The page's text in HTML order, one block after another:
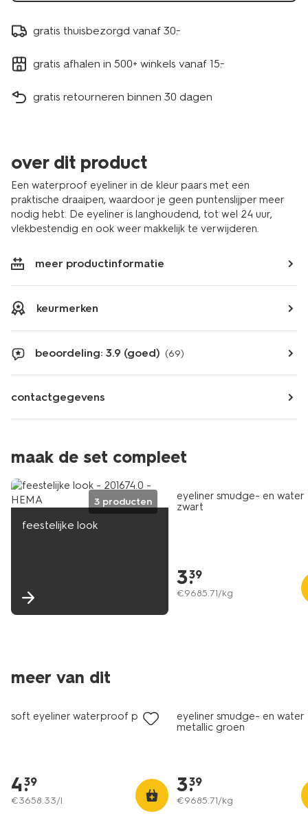
gratis thuisbezorgd vanaf 30.-
gratis afhalen in 500+ winkels vanaf 15.-
gratis retourneren binnen 30 dagen
over dit product
Een waterproof eyeliner in de kleur paars met een
praktische draaipen, waardoor je geen puntenslijper meer
nodig hebt. De eyeliner is langhoudend, tot wel 24 uur,
vlekbestendig en ook weer makkelijk te verwijderen.
meer productinformatie
keurmerken
beoordeling: 3.9 (goed) (69)
contactgegevens
maak de set compleet
3 producten
feestelijke look
vegan
eyeliner smudge- en
zwart
3.
39
€9685.71/kg
meer van dit
vegan
soft eyeliner waterproof paars
4.
39
€3658.33/l
eyeliner smudge- en
metallic groen
3.
39
€9685.71/kg